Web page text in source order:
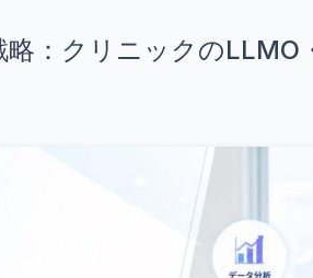
：クリニックのLLMO